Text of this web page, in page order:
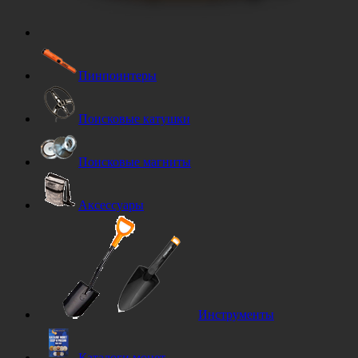
Пинпоинтеры
Поисковые катушки
Поисковые магниты
Аксессуары
Инструменты